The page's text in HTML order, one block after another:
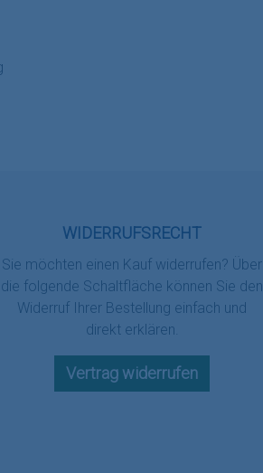
WIDERRUFSRECHT
Sie möchten einen Kauf widerrufen? Über
die folgende Schaltfläche können Sie den
Widerruf Ihrer Bestellung einfach und
direkt erklären.
Vertrag widerrufen